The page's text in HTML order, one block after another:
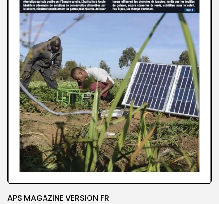
APS MAGAZINE VERSION FR